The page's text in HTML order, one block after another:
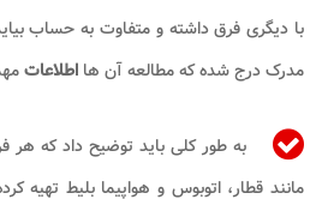
با دیگری فرق داشته و متفاوت به حساب
مدرک درج شده که مطالعه آن ها اطلاعات
به طور کلی باید توضیح داد که هر
مانند قطار، اتوبوس و هواپیما بلیط تهیه